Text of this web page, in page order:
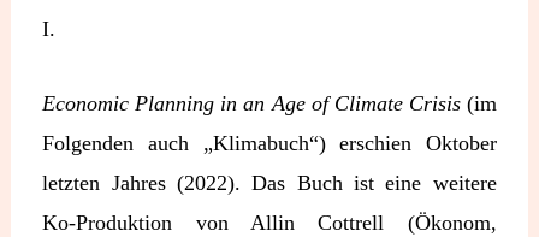
I.
Economic Planning in an Age of Climate Crisis(im
Folgenden auch „Klimabuch“) erschien Oktober
letzten Jahres (2022). Das Buch ist eine weitere
Ko-Produktion von Allin Cottrell (Ökonom,